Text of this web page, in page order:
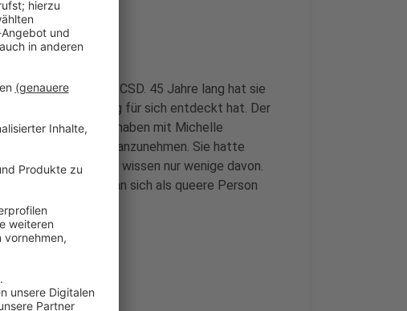
ersten Weseler CSD. 45 Jahre lang hat sie
Frauenkleidung für sich entdeckt hat. Der
Frau teilnimmt. Wir haben mit Michelle
ihre neue Identität anzunehmen. Sie hatte
konnte - bis heute wissen nur wenige davon.
: Menschen, an die man sich als queere Person
den CSD